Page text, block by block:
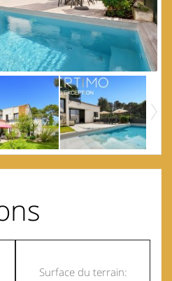
Surface du terrain: